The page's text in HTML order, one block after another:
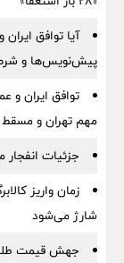
آیا توافق
پیش‌نویس‌ها و شرط
توافق ایران و
مهم تهران و مسقط
جزئیات
شارژ می‌شود
جهش قیمت طلا و سکه امروز ۱۳